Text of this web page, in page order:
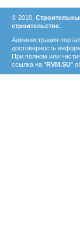
© 2010,
строительстве.
Администрация
достоверность
При полном или
ссылка на "RVM.SU"